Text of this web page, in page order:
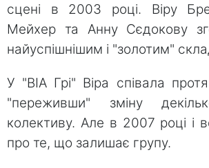
сцені в 2003 році. Віру
Мейхер та Анну Сєдокову
найуспішнішим і "золотим"
У "ВІА Грі" Віра співала
"переживши" зміну
колективу. Але в 2007 році і
про те, що залишає групу.